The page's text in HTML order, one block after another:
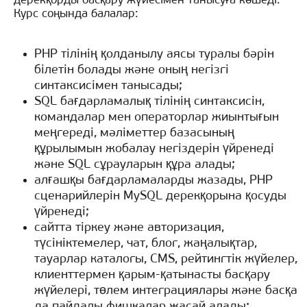
Курс соңында балалар:
PHP тілінің қолданылу аясы туралы бәрін
білетін болады және оның негізгі
синтаксисімен танысады;
SQL бағдарламалық тілінің синтаксисін,
командалар мен операторлар жиынтығын
меңгереді, мәліметтер базасының
құрылымын жобалау негіздерін үйренеді
және SQL сұрауларын құра алады;
алғашқы бағдарламаларды жазады, PHP
сценарийлерін MySQL дерекқорына қосуды
үйренеді;
сайтта тіркеу және авторизация,
түсініктемелер, чат, блог, жаңалықтар,
тауарлар каталогы, CMS, рейтингтік жүйелер,
клиенттермен қарым-қатынасты басқару
жүйелері, төлем интеграциялары және басқа